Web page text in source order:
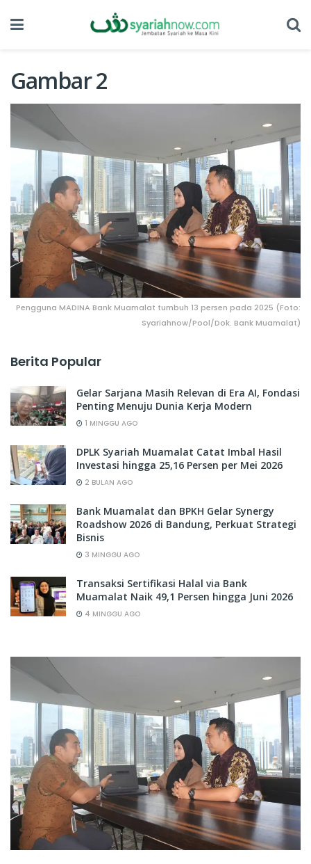
Gambar 2
Pengguna MADINA Bank Muamalat tumbuh 13 persen pada 2025 (Foto:
Syariahnow/Pool/Dok. Bank Muamalat)
Berita Popular
Gelar Sarjana Masih Relevan di Era AI, Fondasi
Penting Menuju Dunia Kerja Modern
1 MINGGU AGO
DPLK Syariah Muamalat Catat Imbal Hasil
Investasi hingga 25,16 Persen per Mei 2026
2 BULAN AGO
Bank Muamalat dan BPKH Gelar Synergy
Roadshow 2026 di Bandung, Perkuat Strategi
Bisnis
3 MINGGU AGO
Transaksi Sertifikasi Halal via Bank
Muamalat Naik 49,1 Persen hingga Juni 2026
4 MINGGU AGO